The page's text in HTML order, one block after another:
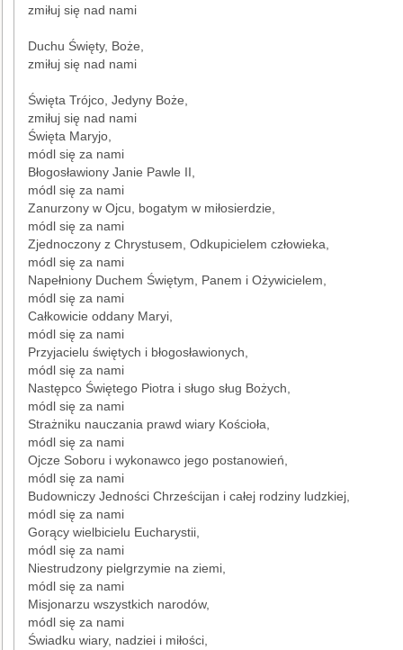
zmiłuj się nad nami
Duchu Święty, Boże,
zmiłuj się nad nami
Święta Trójco, Jedyny Boże,
zmiłuj się nad nami
Święta Maryjo,
módl się za nami
Błogosławiony Janie Pawle II,
módl się za nami
Zanurzony w Ojcu, bogatym w miłosierdzie,
módl się za nami
Zjednoczony z Chrystusem, Odkupicielem człowieka,
módl się za nami
Napełniony Duchem Świętym, Panem i Ożywicielem,
módl się za nami
Całkowicie oddany Maryi,
módl się za nami
Przyjacielu świętych i błogosławionych,
módl się za nami
Następco Świętego Piotra i sługo sług Bożych,
módl się za nami
Strażniku nauczania prawd wiary Kościoła,
módl się za nami
Ojcze Soboru i wykonawco jego postanowień,
módl się za nami
Budowniczy Jedności Chrześcijan i całej rodziny ludzkiej,
módl się za nami
Gorący wielbicielu Eucharystii,
módl się za nami
Niestrudzony pielgrzymie na ziemi,
módl się za nami
Misjonarzu wszystkich narodów,
módl się za nami
Świadku wiary, nadziei i miłości,